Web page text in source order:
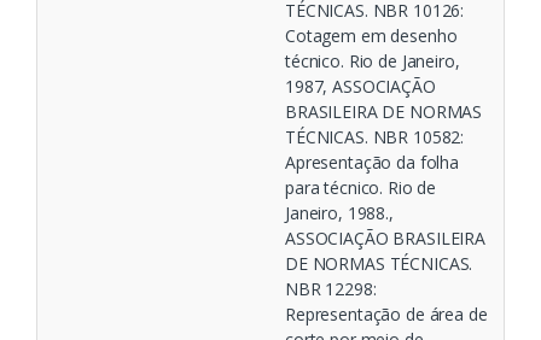
TÉCNICAS. NBR 10126:
Cotagem em desenho
técnico. Rio de Janeiro,
1987, ASSOCIAÇÃO
BRASILEIRA DE NORMAS
TÉCNICAS. NBR 10582:
Apresentação da folha
para técnico. Rio de
Janeiro, 1988.,
ASSOCIAÇÃO BRASILEIRA
DE NORMAS TÉCNICAS.
NBR 12298:
Representação de área de